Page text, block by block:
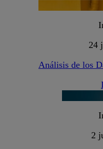
24
Análisis de los
2